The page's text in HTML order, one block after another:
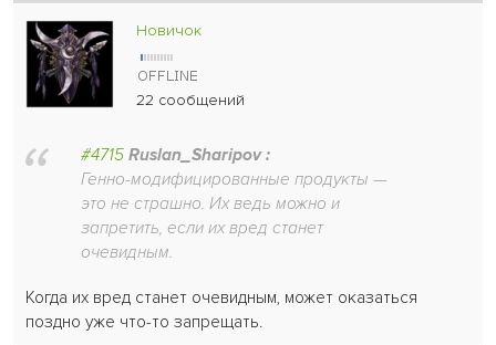
Новичок
22 сообщений
#4715 Ruslan_Sharipov :
Генно-модифицированные продукты —
это не страшно. Их ведь можно и
запретить, если их вред станет
очевидным.
Когда их вред станет очевидным, может оказаться
поздно уже что-то запрещать.